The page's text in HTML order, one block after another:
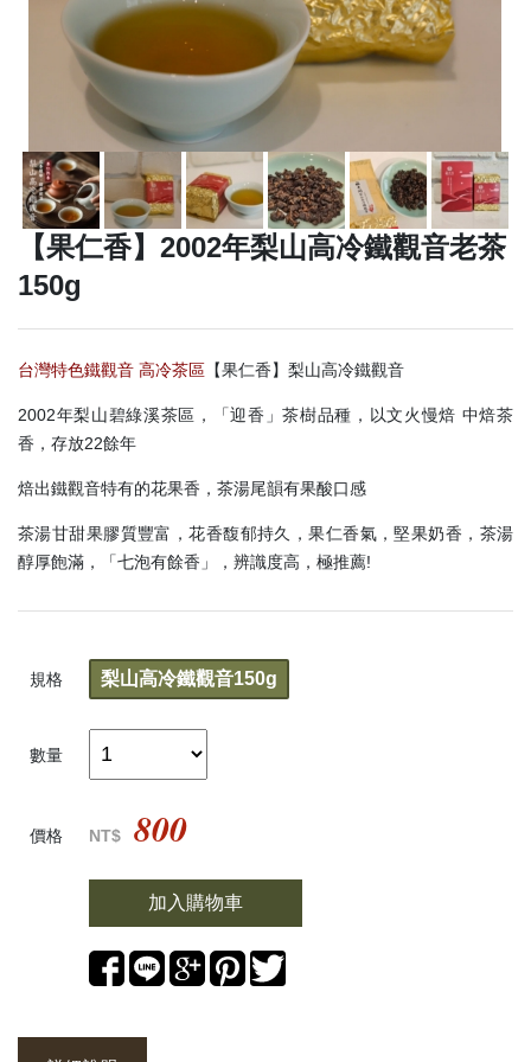
【果仁香】2002年梨山高冷鐵觀音老茶
150g
台灣特色鐵觀音 高冷茶區 【果仁香】梨山高冷鐵觀音
2002年梨山碧綠溪茶區，「迎香」茶樹品種，以文火慢焙 中焙茶
香，存放22餘年
焙出鐵觀音特有的花果香，茶湯尾韻有果酸口感
茶湯甘甜果膠質豐富，花香馥郁持久，果仁香氣，堅果奶香，茶湯
醇厚飽滿，「七泡有餘香」，辨識度高，極推薦!
規格 梨山高冷鐵觀音150g
數量
價格 NT$ 800
加入購物車